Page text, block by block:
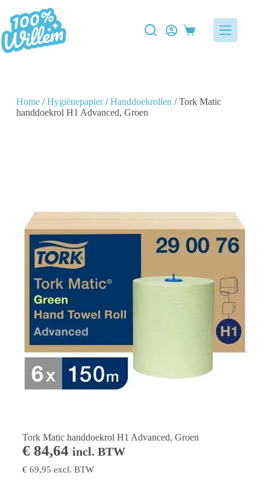
Home/Hygiënepapier/Handdoekrollen / Tork Matic
handdoekrol H1 Advanced, Groen
Tork Matic handdoekrol H1 Advanced, Groen
€84,64 incl. BTW
€69,95 excl. BTW